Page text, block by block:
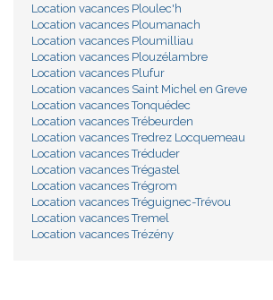
Location vacances Ploulec'h
Location vacances Ploumanach
Location vacances Ploumilliau
Location vacances Plouzélambre
Location vacances Plufur
Location vacances Saint Michel en Greve
Location vacances Tonquédec
Location vacances Trébeurden
Location vacances Tredrez Locquemeau
Location vacances Tréduder
Location vacances Trégastel
Location vacances Trégrom
Location vacances Tréguignec-Trévou
Location vacances Tremel
Location vacances Trézény